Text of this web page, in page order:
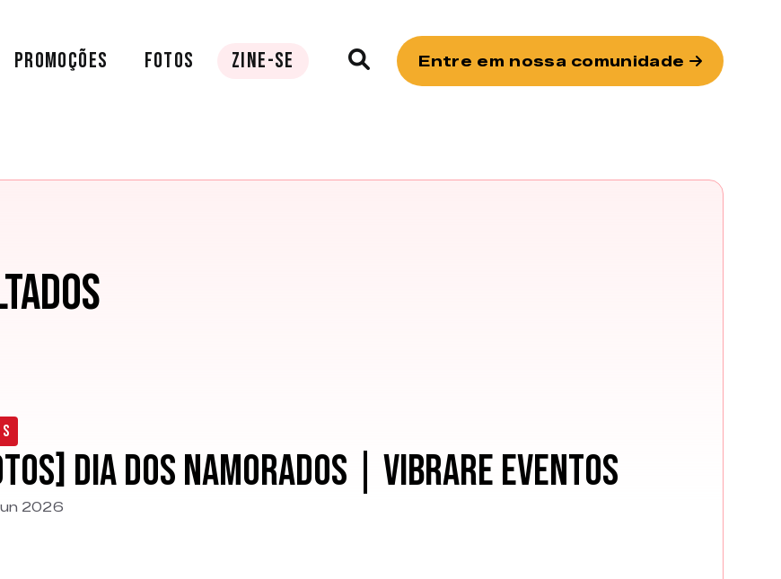
PROMOÇÕES FOTOS ZINE-SE Entre em nossa comunidade
Dia dos Namorados | Vibrare Eventos
2026